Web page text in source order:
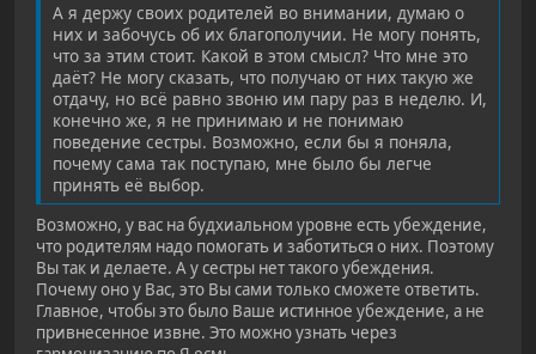
А я держу своих родителей во внимании, думаю о
них и забочусь об их благополучии. Не могу понять,
что за этим стоит. Какой в этом смысл? Что мне это
даёт? Не могу сказать, что получаю от них такую же
отдачу, но всё равно звоню им пару раз в неделю. И,
конечно же, я не принимаю и не понимаю
поведение сестры. Возможно, если бы я поняла,
почему сама так поступаю, мне было бы легче
принять её выбор.
Возможно, у вас на будхиальном уровне есть убеждение,
что родителям надо помогать и заботиться о них. Поэтому
Вы так и делаете. А у сестры нет такого убеждения.
Почему оно у Вас, это Вы сами только сможете ответить.
Главное, чтобы это было Ваше истинное убеждение, а не
привнесенное извне. Это можно узнать через